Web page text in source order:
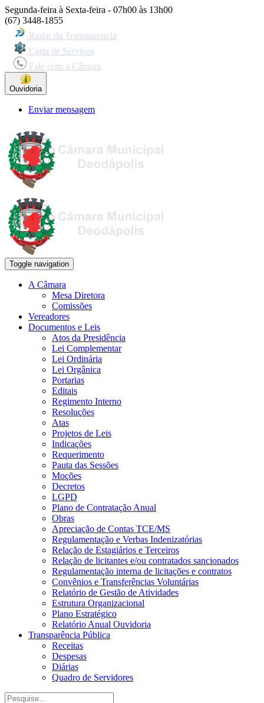
Segunda-feira à Sexta-feira - 07h00 às 13h00
(67) 3448-1855
Radar da Transparencia
Carta de Serviços
Fale com a Câmara
Ouvidoria
Enviar mensagem
Toggle navigation
A Câmara
Mesa Diretora
Comissões
Vereadores
Documentos e Leis
Atos da Presidência
Lei Complementar
Lei Ordinária
Lei Orgânica
Portarias
Editais
Regimento Interno
Resoluções
Atas
Projetos de Leis
Indicações
Requerimento
Pauta das Sessões
Moções
Decretos
LGPD
Plano de Contratação Anual
Obras
Apreciação de Contas TCE/MS
Regulamentação e Verbas Indenizatórias
Relação de Estagiários e Terceiros
Relação de licitantes e/ou contratados sancionados
Regulamentação interna de licitações e contratos
Convênios e Transferências Voluntárias
Relatório de Gestão de Atividades
Estrutura Organizacional
Plano Estratégico
Relatório Anual Ouvidoria
Transparência Pública
Receitas
Despesas
Diárias
Quadro de Servidores